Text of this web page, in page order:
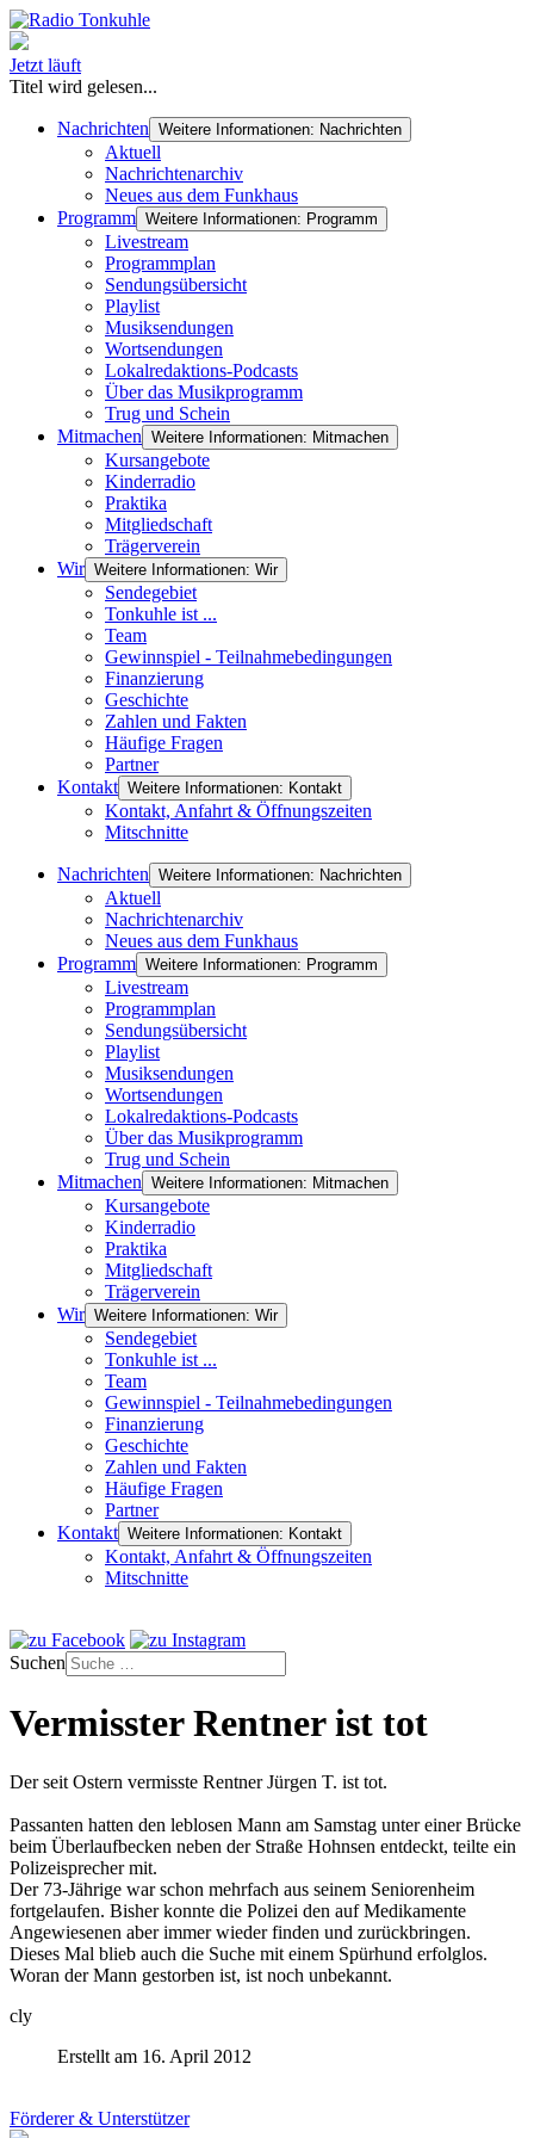
Jetzt läuft
Titel wird gelesen...
Nachrichten Weitere Informationen: Nachrichten
Aktuell
Nachrichtenarchiv
Neues aus dem Funkhaus
Programm Weitere Informationen: Programm
Livestream
Programmplan
Sendungsübersicht
Playlist
Musiksendungen
Wortsendungen
Lokalredaktions-Podcasts
Über das Musikprogramm
Trug und Schein
Mitmachen Weitere Informationen: Mitmachen
Kursangebote
Kinderradio
Praktika
Mitgliedschaft
Trägerverein
Wir Weitere Informationen: Wir
Sendegebiet
Tonkuhle ist ...
Team
Gewinnspiel - Teilnahmebedingungen
Finanzierung
Geschichte
Zahlen und Fakten
Häufige Fragen
Partner
Kontakt Weitere Informationen: Kontakt
Kontakt, Anfahrt & Öffnungszeiten
Mitschnitte
Nachrichten Weitere Informationen: Nachrichten
Aktuell
Nachrichtenarchiv
Neues aus dem Funkhaus
Programm Weitere Informationen: Programm
Livestream
Programmplan
Sendungsübersicht
Playlist
Musiksendungen
Wortsendungen
Lokalredaktions-Podcasts
Über das Musikprogramm
Trug und Schein
Mitmachen Weitere Informationen: Mitmachen
Kursangebote
Kinderradio
Praktika
Mitgliedschaft
Trägerverein
Wir Weitere Informationen: Wir
Sendegebiet
Tonkuhle ist ...
Team
Gewinnspiel - Teilnahmebedingungen
Finanzierung
Geschichte
Zahlen und Fakten
Häufige Fragen
Partner
Kontakt Weitere Informationen: Kontakt
Kontakt, Anfahrt & Öffnungszeiten
Mitschnitte
Suchen
Vermisster Rentner ist tot
Der seit Ostern vermisste Rentner Jürgen T. ist tot.
Passanten hatten den leblosen Mann am Samstag unter einer Brücke
beim Überlaufbecken neben der Straße Hohnsen entdeckt, teilte ein
Polizeisprecher mit.
Der 73-Jährige war schon mehrfach aus seinem Seniorenheim
fortgelaufen. Bisher konnte die Polizei den auf Medikamente
Angewiesenen aber immer wieder finden und zurückbringen.
Dieses Mal blieb auch die Suche mit einem Spürhund erfolglos.
Woran der Mann gestorben ist, ist noch unbekannt.
cly
Erstellt am 16. April 2012
Förderer & Unterstützer